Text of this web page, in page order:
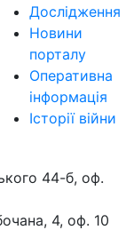
Дослідження
Новини
порталу
Оперативна
інформація
Історії війни
44-б, оф.
4, оф. 10